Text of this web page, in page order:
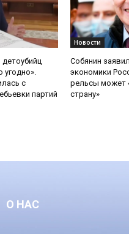
угодно».
с
партий
Новости
Собянин
экономики
рельсы может
страну»
О НАС